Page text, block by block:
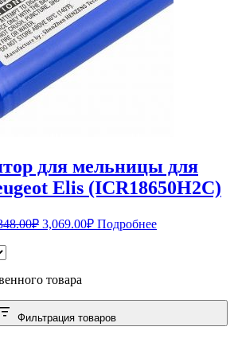
для мельницы для
Elis (ICR18650H2C)
₽ Первоначальная
3,069.00₽Текущая
цена:
Подробнее
товара
Фильтрация товаров